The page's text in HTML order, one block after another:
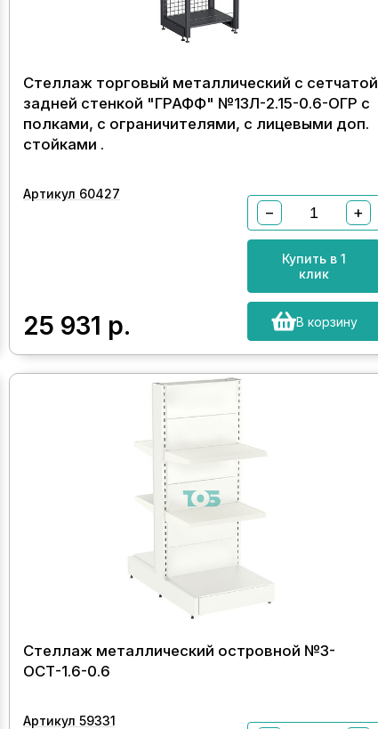
Стеллаж торговый металлический с сетчатой
задней стенкой "ГРАФФ" №13Л-2.15-0.6-ОГР с
полками, с ограничителями, с лицевыми доп.
стойками .
Артикул 60427
25 931 р.
− +
Купить в 1
клик
В корзину
Стеллаж металлический островной №3-
ОСТ-1.6-0.6
Артикул 59331